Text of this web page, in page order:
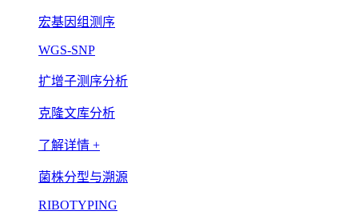
宏基因组测序
WGS-SNP
扩增子测序分析
克隆文库分析
了解详情 +
菌株分型与溯源
RIBOTYPING